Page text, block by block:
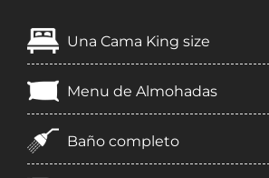
Una Cama King size
Menu de Almohadas
Baño completo